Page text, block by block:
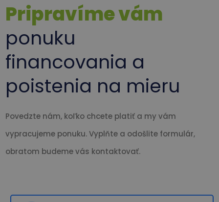
Pripravíme vám
ponuku
financovania a
poistenia na mieru
Povedzte nám, koľko chcete platiť a my vám
vypracujeme ponuku. Vyplňte a odošlite formulár,
obratom budeme vás kontaktovať.